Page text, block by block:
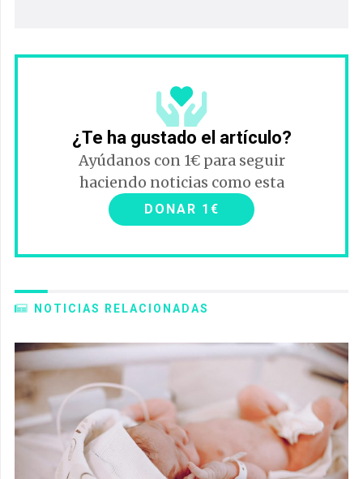
¿Te ha gustado el artículo?
Ayúdanos con 1€ para seguir
haciendo noticias como esta
DONAR 1€
NOTICIAS RELACIONADAS